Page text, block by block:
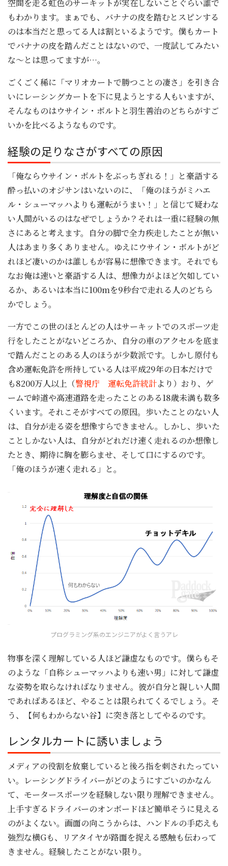
空間を走る虹色のサーキットが実在しないことぐらい誰で
もわかります。まぁでも、バナナの皮を踏むとスピンする
のは本当だと思ってる人は割といるようです。僕もカート
でバナナの皮を踏んだことはないので、一度試してみたい
な～とは思ってますが…。
ごくごく稀に「マリオカートで勝つことの凄さ」を引き合
いにレーシングカートを下に見ようとする人もいますが、
そんなものはウサイン・ボルトと羽生善治のどちらがすご
いかを比べるようなものです。
経験の足りなさがすべての原因
「俺ならウサイン・ボルトをぶっちぎれる！」と豪語する
酔っ払いのオジサンはいないのに、「俺のほうがミハエ
ル・シューマッハよりも運転がうまい！」と信じて疑わな
い人間がいるのはなぜでしょうか？それは一重に経験の無
さにあると考えます。自分の脚で全力疾走したことが無い
人はあまり多くありません。ゆえにウサイン・ボルトがど
れほど凄いのかは誰しもが容易に想像できます。それでも
なお俺は速いと豪語する人は、想像力がよほど欠如してい
るか、あるいは本当に100mを9秒台で走れる人のどちら
かでしょう。
一方でこの世のほとんどの人はサーキットでのスポーツ走
行をしたことがないどころか、自分の車のアクセルを底ま
で踏んだことのある人のほうが少数派です。しかし原付も
含め運転免許を所持している人は平成29年の日本だけで
も8200万人以上（警視庁 運転免許統計より）おり、ゲ
ームで峠道や高速道路を走ったことのある18歳未満も数多
くいます。それこそがすべての原因。歩いたことのない人
は、自分が走る姿を想像すらできません。しかし、歩いた
ことしかない人は、自分がどれだけ速く走れるのか想像し
たとき、期待に胸を膨らませ、そして口にするのです。
「俺のほうが速く走れる」と。
プログラミング系のエンジニアがよく言うアレ
物事を深く理解している人ほど謙虚なものです。僕らもそ
のような「自称シューマッハよりも速い男」に対して謙虚
な姿勢を取らなければなりません。彼が自分と親しい人間
であればあるほど、やることは限られてくるでしょう。そ
う、【何もわからない谷】に突き落としてやるのです。
レンタルカートに誘いましょう
メディアの役割を放棄していると後ろ指を刺されたってい
い。レーシングドライバーがどのようにすごいのかなん
て、モータースポーツを経験しない限り理解できません。
上手すぎるドライバーのオンボードほど簡単そうに見える
のがよくない。画面の向こうからは、ハンドルの手応えも
強烈な横Gも、リアタイヤが路面を捉える感触も伝わって
きません。経験したことがない限り。